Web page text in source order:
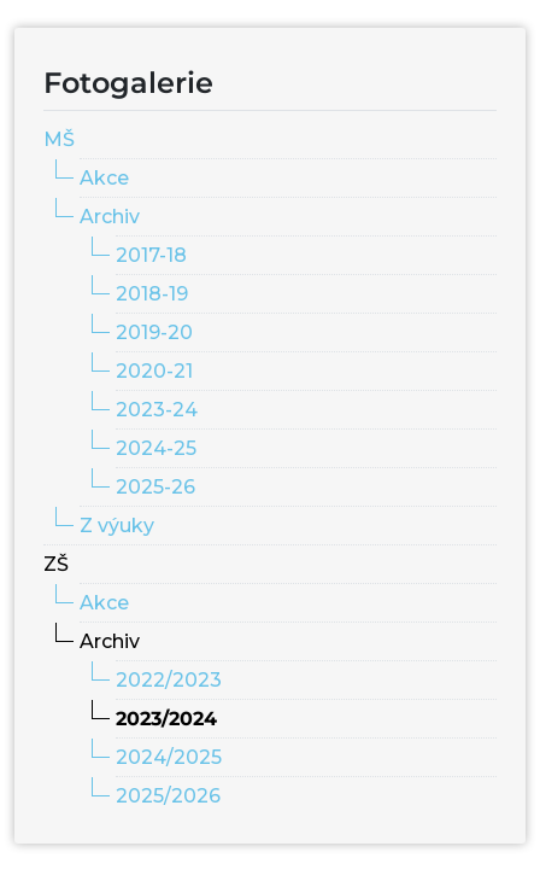
Fotogalerie
MŠ
Akce
Archiv
2017-18
2018-19
2019-20
2020-21
2023-24
2024-25
2025-26
Z výuky
ZŠ
Akce
Archiv
2022/2023
2023/2024
2024/2025
2025/2026